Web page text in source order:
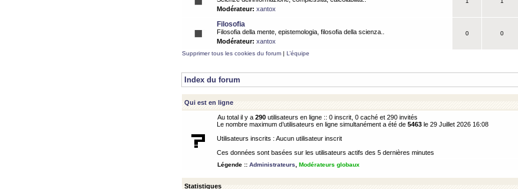
Modérateur: xantox
Filosofia
Filosofia della mente, epistemologia, filosofia della scienza..
Modérateur: xantox
0 0
Supprimer tous les cookies du forum | L’équipe
Index du forum
Qui est en ligne
Au total il y a 290 utilisateurs en ligne :: 0 inscrit, 0 caché et 290 invités
Le nombre maximum d’utilisateurs en ligne simultanément a été de 5463 le 29 Juillet 2026 16:08
Utilisateurs inscrits : Aucun utilisateur inscrit
Ces données sont basées sur les utilisateurs actifs des 5 dernières minutes
Légende :: Administrateurs Modérateurs globaux
Statistiques